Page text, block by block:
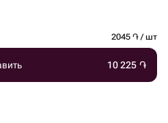
2045 ֏ / шт
10 225 ֏